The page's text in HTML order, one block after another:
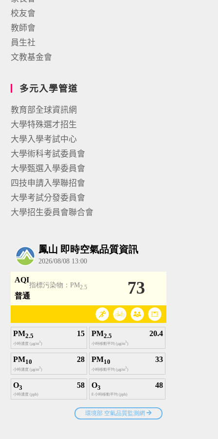
校友會
教師會
員生社
文教基金會
多元入學管道
教育部全球資訊網
大學特殊選才招生
大學入學考試中心
大學術科考試委員會
大學甄選入學委員會
四技申請入學聯招會
大學考試分發委員會
大學招生委員會聯合會